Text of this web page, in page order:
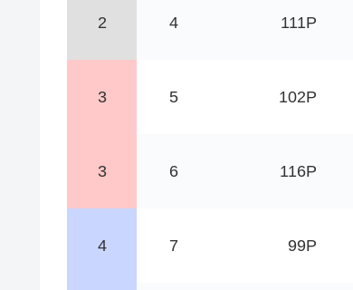
2 4 111P
3 5 102P
3 6 116P
4 7 99P